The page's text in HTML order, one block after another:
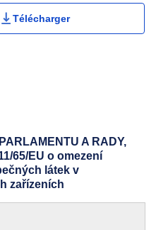
Télécharger
A RADY,
65/EU o omezení
látek v
zařízeních